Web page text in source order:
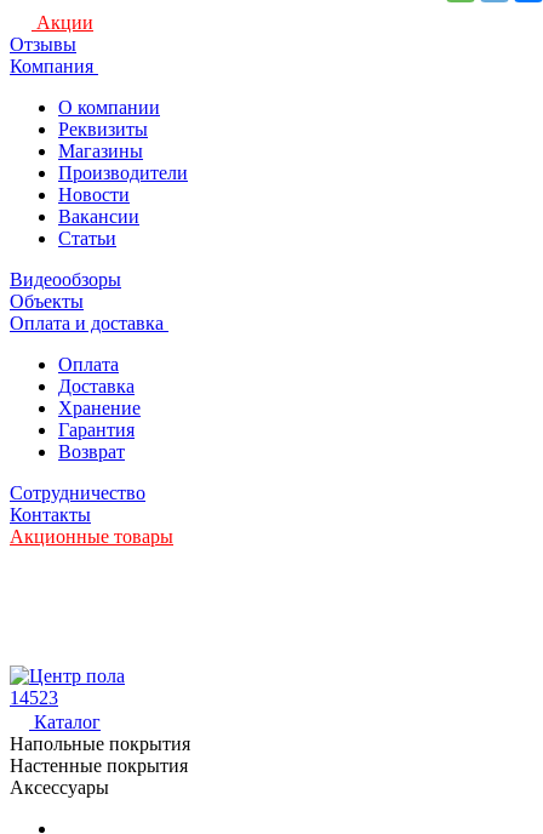
Акции
Отзывы
Компания
О компании
Реквизиты
Магазины
Производители
Новости
Вакансии
Статьи
Видеообзоры
Объекты
Оплата и доставка
Оплата
Доставка
Хранение
Гарантия
Возврат
Сотрудничество
Контакты
Акционные товары
14523
Каталог
Напольные покрытия
Настенные покрытия
Аксессуары